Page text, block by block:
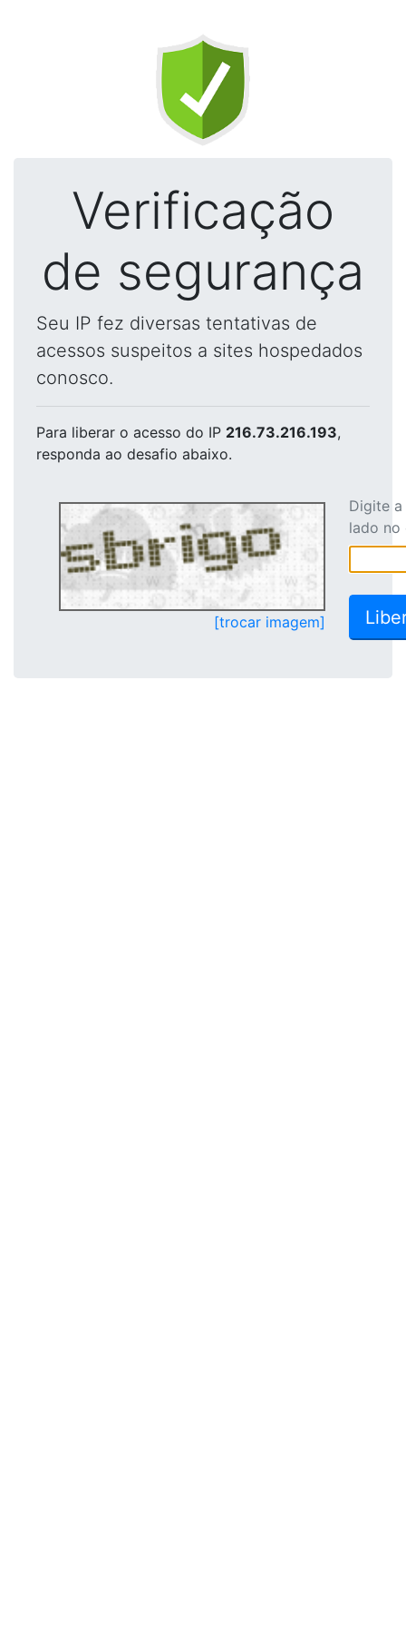
Verificação
de segurança
Seu IP fez diversas tentativas de
acessos suspeitos a sites hospedados
conosco.
Para liberar o acesso do IP 216.73.216.193,
responda ao desafio abaixo.
[trocar imagem]
Digite
lado no